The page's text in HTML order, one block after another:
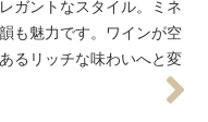
ガントなスタイル。ミネ
も魅力です。ワインが空
るリッチな味わいへと変